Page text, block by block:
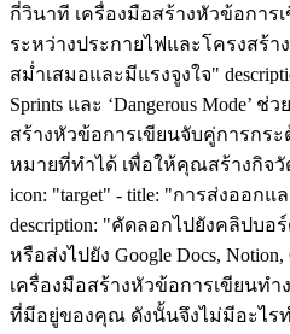
กี่วินาที เครื่องมือสร้างหัวข้อการ
ระหว่างประกายไฟและโครงสร้า
สม่ำเสมอและมีแรงจูงใจ"
Sprints และ ‘Dangerous Mode’
สร้างหัวข้อการเขียนจับคู่การกร
หมายที่ทำได้ เพื่อให้คุณสร้างกิจวั
icon: "target" - title: "การส่งออก
description: "คัดลอกไปยังคลิปบอ
หรือส่งไปยัง Google Docs, Notion,
เครื่องมือสร้างหัวข้อการเขียนท
ที่มีอยู่ของคุณ ดังนั้นจึงไม่มีอะไรท